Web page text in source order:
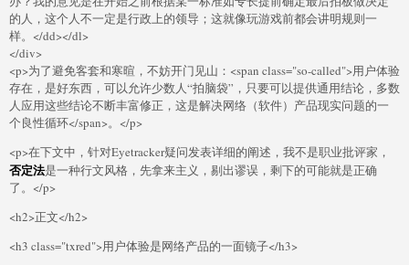
的人，这个人不一定是行政上的领导；这就像玩游戏前都会讲明规则一
样。</dd></dl>
</div>
<p>为了避免客套和寒暄，不妨开门见山：<span class="so-called">用户体验
存在，是好东西，可以允许少数人“拍脑袋”，只要可以提供通用结论，多数
人应用这些结论不断丰富修正，这是解决网络（软件）产品现实问题的一
个良性循环</span>。</p>
<p>在下文中，针对Eyetracker疑问发表详细的阐述，我不是职业批评家，
否定法是一种行文风格，先拿来主义，剔出谬误，剩下的可能就是正确
了。</p>
<h2>正文</h2>
<h3 class="txred">用户体验是网络产品的一面镜子</h3>